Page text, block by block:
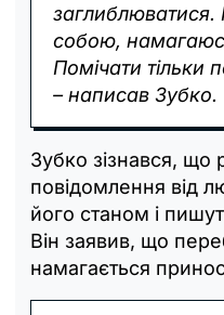
собою,
Помічати тільки
– написав Зубко.
Зубко зізнався, що
повідомлення від
його станом і
Він заявив, що
намагається